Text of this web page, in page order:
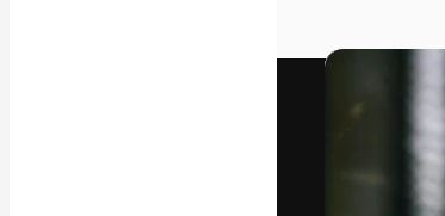
Видео
Видеошаблоны